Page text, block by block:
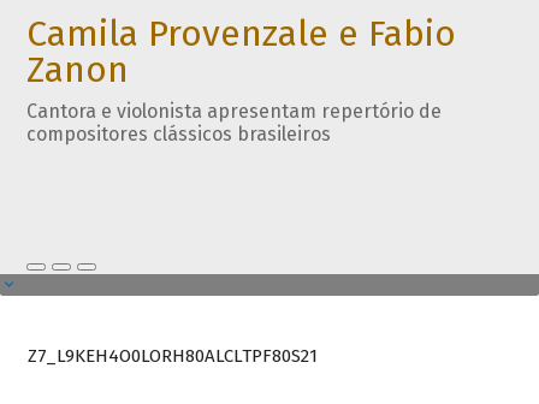
Camila Provenzale e Fabio
Zanon
Cantora e violonista apresentam repertório de
compositores clássicos brasileiros
Z7_L9KEH4O0LORH80ALCLTPF80S21